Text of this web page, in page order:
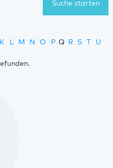
K L M N O P Q R S
U